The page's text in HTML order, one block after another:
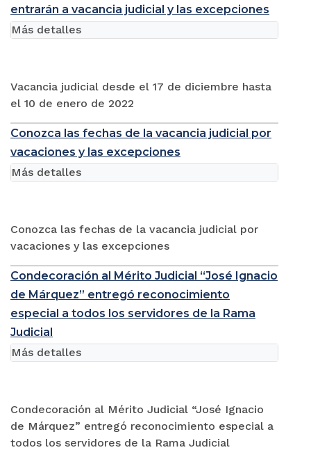
entrarán a vacancia judicial y las excepciones
Vacancia judicial desde el 17 de diciembre hasta
el 10 de enero de 2022
Más detalles
Conozca las fechas de la vacancia judicial por
vacaciones y las excepciones
Conozca las fechas de la vacancia judicial por
vacaciones y las excepciones
Más detalles
Condecoración al Mérito Judicial “José Ignacio
de Márquez” entregó reconocimiento
especial a todos los servidores de la Rama
Judicial
Condecoración al Mérito Judicial “José Ignacio
de Márquez” entregó reconocimiento especial a
todos los servidores de la Rama Judicial
Más detalles